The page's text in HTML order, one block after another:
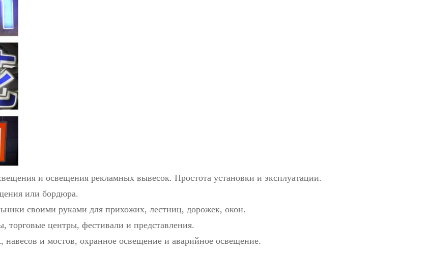
и освещения рекламных вывесок. Простота установки и эксплуатации.
или бордюра.
своими руками для прихожих, лестниц, дорожек, окон.
торговые центры, фестивали и представления.
и мостов, охранное освещение и аварийное освещение.